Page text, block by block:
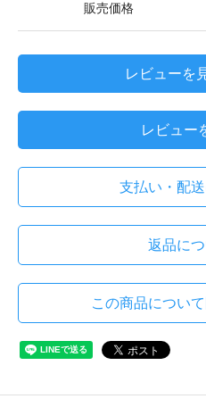
販売価格
レビューを
レビュー
支払い・配
返品に
この商品につい